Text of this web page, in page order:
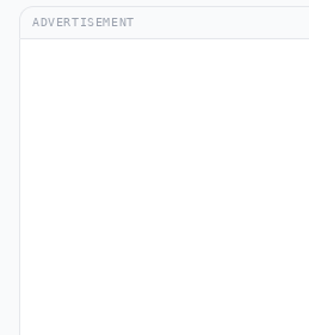
ADVERTISEMENT